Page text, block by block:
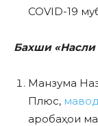
COVID-19
Бахши «Насли
Манзума
Плюс, мавод
аробаҳои